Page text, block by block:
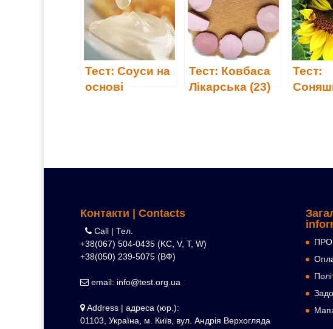
Тест: Соуси на
основі
Тест: Ковбаса
Лікарська (23)
Тест:
Контакти | Contacts
Call | Тел.
+38(067) 504-0435 (KC, V, T, W)
+38(050) 239-5075 (ВФ)
email: info@test.org.ua
Address | адреса (юр.):
01103, Україна, м. Київ, вул. Андрія Верхогляда
ПРО